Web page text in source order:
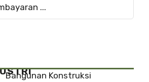
...
Bangunan Konstruksi